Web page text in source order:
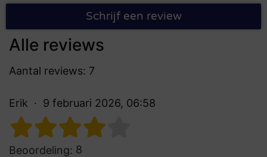
Schrijf een review
Alle reviews
Aantal reviews: 7
Erik 9 februari 2026, 06:58
Beoordeling: 8